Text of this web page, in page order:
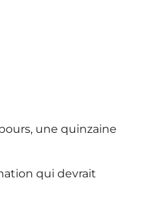
une quinzaine
qui devrait